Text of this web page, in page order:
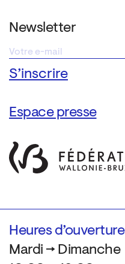
Newsletter
Espace presse
Heures d’ouverture
Mardi → Dimanche